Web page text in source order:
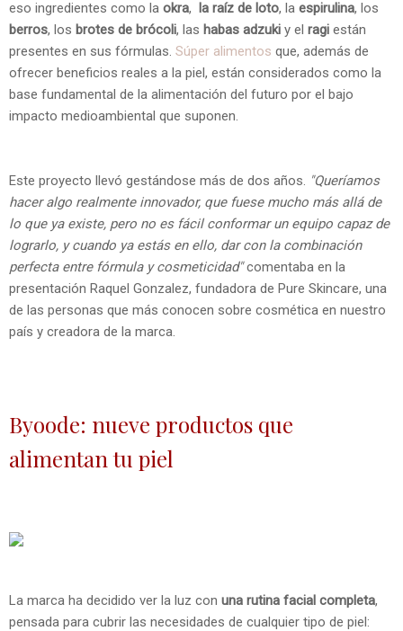
eso ingredientes como la okra, la raíz de loto, la espirulina, los
berros, los brotes de brócoli, las habas adzuki y el ragi están
presentes en sus fórmulas. Súper alimentos que, además de
ofrecer beneficios reales a la piel, están considerados como la
base fundamental de la alimentación del futuro por el bajo
impacto medioambiental que suponen.
Este proyecto llevó gestándose más de dos años. "Queríamos
hacer algo realmente innovador, que fuese mucho más allá de
lo que ya existe, pero no es fácil conformar un equipo capaz de
lograrlo, y cuando ya estás en ello, dar con la combinación
perfecta entre fórmula y cosmeticidad"comentaba en la
presentación Raquel Gonzalez, fundadora de Pure Skincare, una
de las personas que más conocen sobre cosmética en nuestro
país y creadora de la marca.
Byoode: nueve productos que
alimentan tu piel
La marca ha decidido ver la luz con una rutina facial completa,
pensada para cubrir las necesidades de cualquier tipo de piel: